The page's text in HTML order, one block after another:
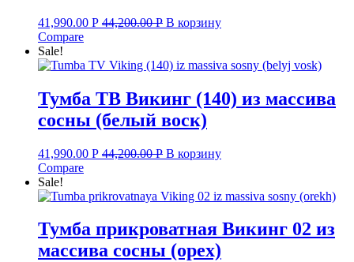
41,990.00 Р 44,200.00Р В корзину
Compare
Sale!
Тумба ТВ Викинг (140) из массива
сосны (белый воск)
41,990.00 Р 44,200.00Р В корзину
Compare
Sale!
Тумба прикроватная Викинг 02 из
массива сосны (орех)